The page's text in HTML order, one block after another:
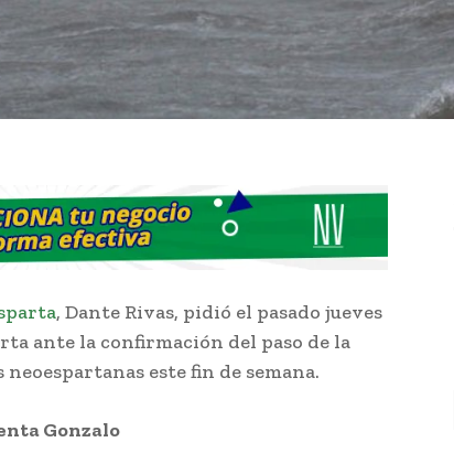
, Dante Rivas, pidió el pasado jueves
ante la confirmación del paso de la
este fin de semana.
Gonzalo